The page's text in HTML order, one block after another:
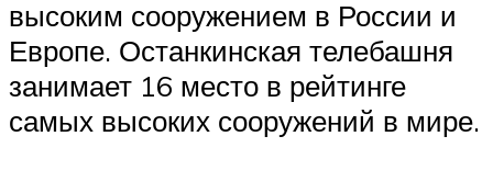
высоким сооружением в России и
Европе. Останкинская телебашня
занимает 16 место в рейтинге
самых высоких сооружений в мире.